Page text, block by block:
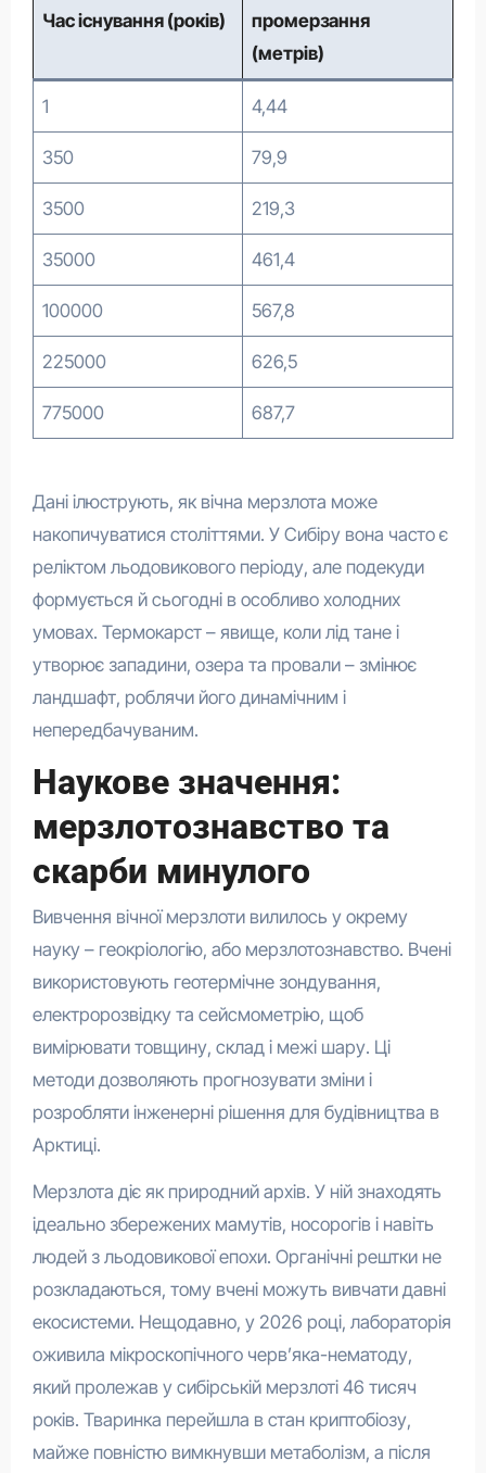
Час існування (років)
промерзання
(метрів)
1 4,44
350 79,9
3500 219,3
35000 461,4
100000 567,8
225000 626,5
775000 687,7
Дані ілюструють, як вічна мерзлота може
накопичуватися століттями. У Сибіру вона часто є
реліктом льодовикового періоду, але подекуди
формується й сьогодні в особливо холодних
умовах. Термокарст – явище, коли лід тане і
утворює западини, озера та провали – змінює
ландшафт, роблячи його динамічним і
непередбачуваним.
Наукове значення:
мерзлотознавство та
скарби минулого
Вивчення вічної мерзлоти вилилось у окрему
науку – геокріологію, або мерзлотознавство. Вчені
використовують геотермічне зондування,
електророзвідку та сейсмометрію, щоб
вимірювати товщину, склад і межі шару. Ці
методи дозволяють прогнозувати зміни і
розробляти інженерні рішення для будівництва в
Арктиці.
Мерзлота діє як природний архів. У ній знаходять
ідеально збережених мамутів, носорогів і навіть
людей з льодовикової епохи. Органічні рештки не
розкладаються, тому вчені можуть вивчати давні
екосистеми. Нещодавно, у 2026 році, лабораторія
оживила мікроскопічного черв’яка-нематоду,
який пролежав у сибірській мерзлоті 46 тисяч
років. Тваринка перейшла в стан криптобіозу,
майже повністю вимкнувши метаболізм, а після